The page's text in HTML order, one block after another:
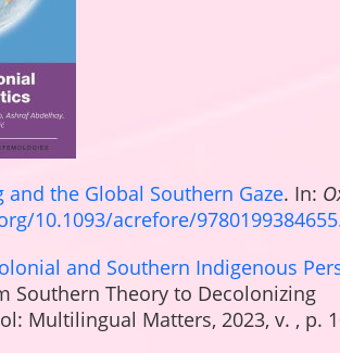
and the Global Southern Gaze. In:
10.1093/acrefore/
and Southern Indigenous
Southern Theory to Decolonizing
Multilingual Matters, 2023, v. , p.